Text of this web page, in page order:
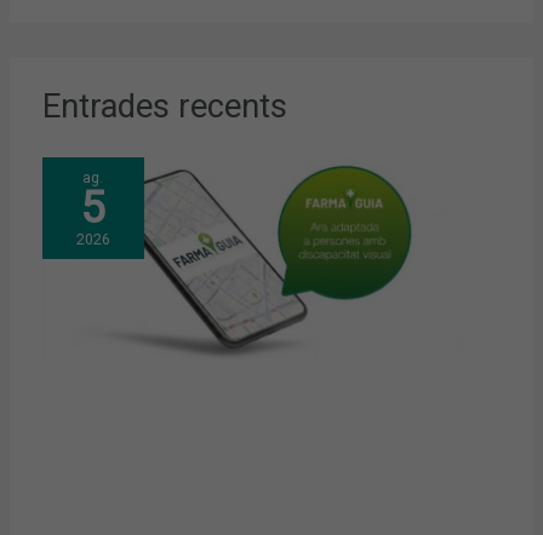
Entrades recents
ag.
5
2026